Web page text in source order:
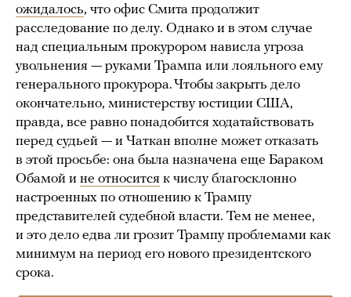
ожидалось, что офис Смита продолжит
расследование по делу. Однако и в этом случае
над специальным прокурором нависла угроза
увольнения — руками Трампа или лояльного ему
генерального прокурора. Чтобы закрыть дело
окончательно, министерству юстиции США,
правда, все равно понадобится ходатайствовать
перед судьей — и Чаткан вполне может отказать
в этой просьбе: она была назначена еще Бараком
Обамой и не относится к числу благосклонно
настроенных по отношению к Трампу
представителей судебной власти. Тем не менее,
и это дело едва ли грозит Трампу проблемами как
минимум на период его нового президентского
срока.